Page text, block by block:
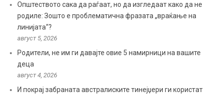
Општеството сака да раѓаат, но да изгледаат како да не
родиле: Зошто е проблематична фразата „враќање на
линијата“?
август 5, 2026
Родители, не им ги давајте овие 5 намирници на вашите
деца
август 4, 2026
И покрај забраната австралиските тинејџери ги користат